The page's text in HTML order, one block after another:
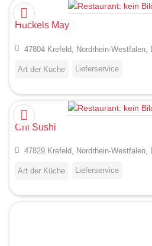
Hückels May
47804 Krefeld, Nordrhein-Westfalen,
Art der Küche Lieferservice
Chi Sushi
47829 Krefeld, Nordrhein-Westfalen,
Art der Küche Lieferservice